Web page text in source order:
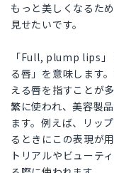
もっと美しくなるた
見せたいです。
「Full, plump lips」
る唇」を意味します
える唇を指すことが
繁に使われ、美容製
ます。例えば、リッ
るときにこの表現が
トリアルやビューテ